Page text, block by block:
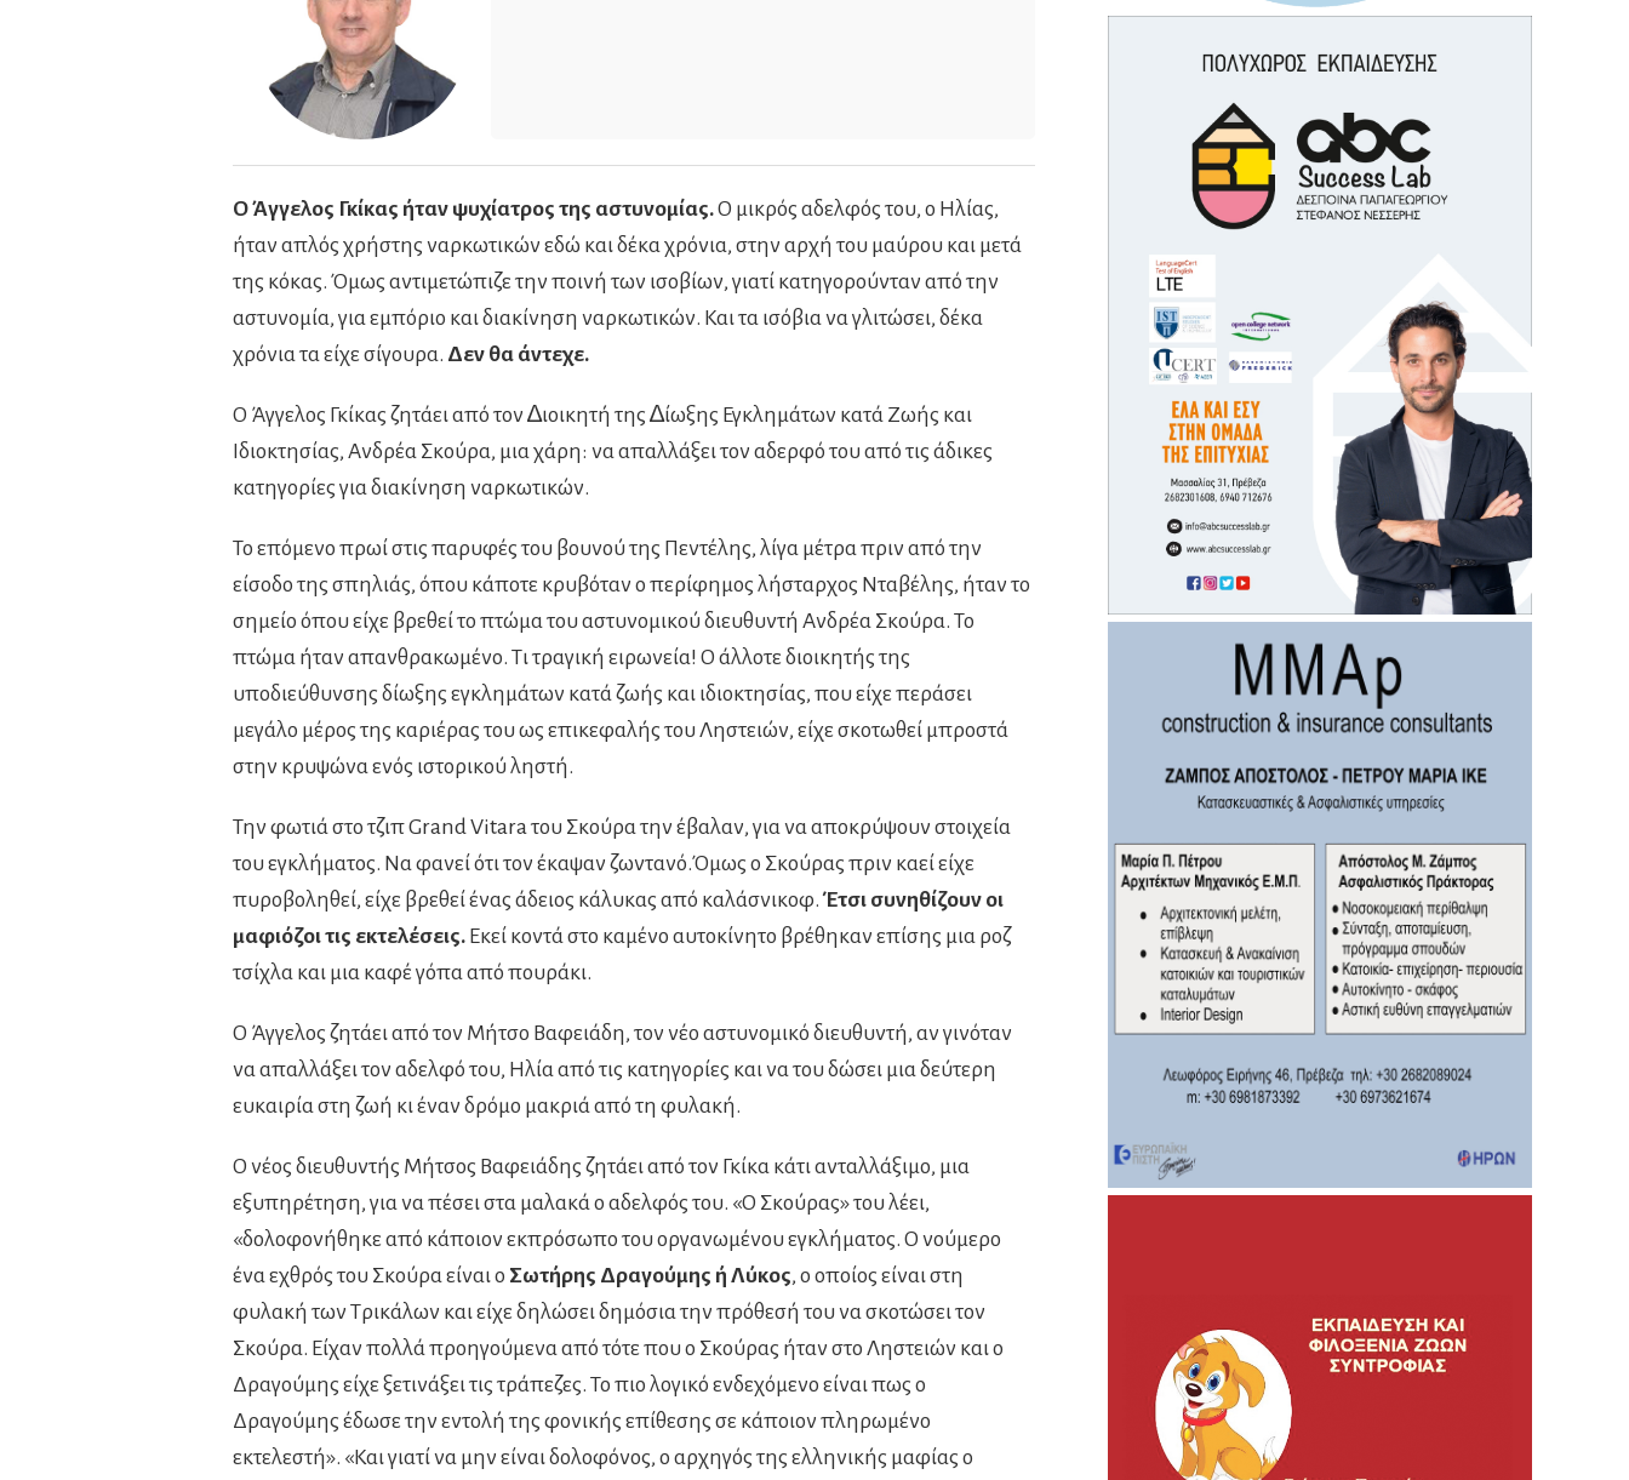
Ο Άγγελος Γκίκας ήταν ψυχίατρος της αστυνομίας.Ο μικρός αδελφός του, ο Ηλίας,
ήταν απλός χρήστης ναρκωτικών εδώ και δέκα χρόνια, στην αρχή του μαύρου και μετά
της κόκας. Όμως αντιμετώπιζε την ποινή των ισοβίων, γιατί κατηγορούνταν από την
αστυνομία, για εμπόριο και διακίνηση ναρκωτικών. Και τα ισόβια να γλιτώσει, δέκα
χρόνια τα είχε σίγουρα. Δεν θα άντεχε.
Ο Άγγελος Γκίκας ζητάει από τον ∆ιοικητή της ∆ίωξης Εγκληµάτων κατά Ζωής και
Ιδιοκτησίας, Ανδρέα Σκούρα, µια χάρη: να απαλλάξει τον αδερφό του από τις άδικες
κατηγορίες για διακίνηση ναρκωτικών.
Το επόμενο πρωί στις παρυφές του βουνού της Πεντέλης, λίγα μέτρα πριν από την
είσοδο της σπηλιάς, όπου κάποτε κρυβόταν ο περίφημος λήσταρχος Νταβέλης, ήταν το
σημείο όπου είχε βρεθεί το πτώμα του αστυνομικού διευθυντή Ανδρέα Σκούρα. Το
πτώμα ήταν απανθρακωμένο. Τι τραγική ειρωνεία! Ο άλλοτε διοικητής της
υποδιεύθυνσης δίωξης εγκλημάτων κατά ζωής και ιδιοκτησίας, που είχε περάσει
μεγάλο μέρος της καριέρας του ως επικεφαλής του Ληστειών, είχε σκοτωθεί μπροστά
στην κρυψώνα ενός ιστορικού ληστή.
Την φωτιά στο τζιπ Grand Vitara του Σκούρα την έβαλαν, για να αποκρύψουν στοιχεία
του εγκλήματος. Να φανεί ότι τον έκαψαν ζωντανό.Όμως ο Σκούρας πριν καεί είχε
πυροβοληθεί, είχε βρεθεί ένας άδειος κάλυκας από καλάσνικοφ.Έτσι συνηθίζουν οι
μαφιόζοι τις εκτελέσεις. Εκεί κοντά στο καμένο αυτοκίνητο βρέθηκαν επίσης μια ροζ
τσίχλα και μια καφέ γόπα από πουράκι.
Ο Άγγελος ζητάει από τον Μήτσο Βαφειάδη, τον νέο αστυνομικό διευθυντή, αν γινόταν
να απαλλάξει τον αδελφό του, Ηλία από τις κατηγορίες και να του δώσει μια δεύτερη
ευκαιρία στη ζωή κι έναν δρόμο μακριά από τη φυλακή.
Ο νέος διευθυντής Μήτσος Βαφειάδης ζητάει από τον Γκίκα κάτι ανταλλάξιμο, μια
εξυπηρέτηση, για να πέσει στα μαλακά ο αδελφός του. «Ο Σκούρας» του λέει,
«δολοφονήθηκε από κάποιον εκπρόσωπο του οργανωμένου εγκλήματος. Ο νούμερο
ένα εχθρός του Σκούρα είναι ο Σωτήρης Δραγούμης ή Λύκος, ο οποίος είναι στη
φυλακή των Τρικάλων και είχε δηλώσει δημόσια την πρόθεσή του να σκοτώσει τον
Σκούρα. Είχαν πολλά προηγούμενα από τότε που ο Σκούρας ήταν στο Ληστειών και ο
Δραγούμης είχε ξετινάξει τις τράπεζες. Το πιο λογικό ενδεχόμενο είναι πως ο
Δραγούμης έδωσε την εντολή της φονικής επίθεσης σε κάποιον πληρωμένο
εκτελεστή». «Και γιατί να μην είναι δολοφόνος, ο αρχηγός της ελληνικής μαφίας ο